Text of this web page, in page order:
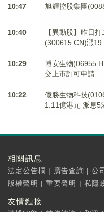
10:47 旭輝控股集團
10:40
【異動股】昨日
(300615.CN)漲
10:29
博安生物
交上市許可申請
10:22
億勝生物科技
1.11億港元 派息5
相關訊息
法定公告欄 | 廣告查詢 | 公
版權聲明 | 重要聲明 | 私隱
友情鏈接